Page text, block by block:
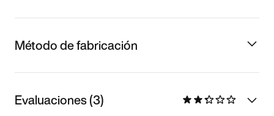
Método de fabricación
Evaluaciones (3)